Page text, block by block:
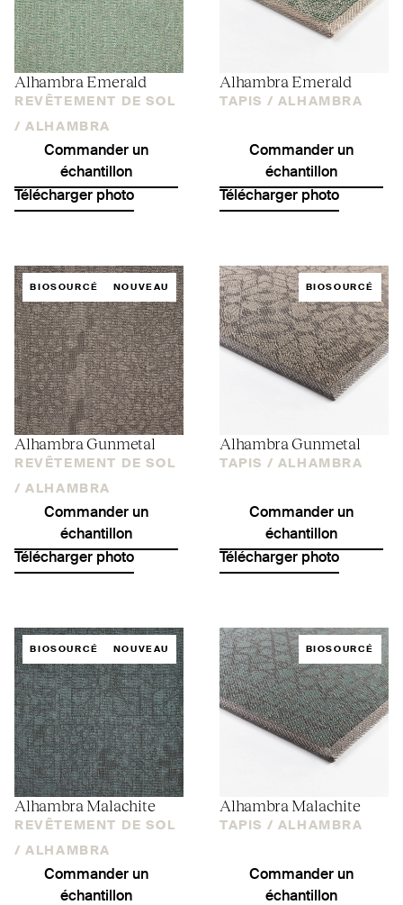
Alhambra Emerald
REVÊTEMENT DE SOL
/ ALHAMBRA
Commander un
échantillon
Télécharger photo
Alhambra Emerald
TAPIS / ALHAMBRA
Commander un
échantillon
Télécharger photo
BIOSOURCÉ NOUVEAU
Alhambra Gunmetal
REVÊTEMENT DE SOL
/ ALHAMBRA
Commander un
échantillon
Télécharger photo
BIOSOURCÉ
Alhambra Gunmetal
TAPIS / ALHAMBRA
Commander un
échantillon
Télécharger photo
BIOSOURCÉ NOUVEAU
Alhambra Malachite
REVÊTEMENT DE SOL
/ ALHAMBRA
Commander un
échantillon
BIOSOURCÉ
Alhambra Malachite
TAPIS / ALHAMBRA
Commander un
échantillon